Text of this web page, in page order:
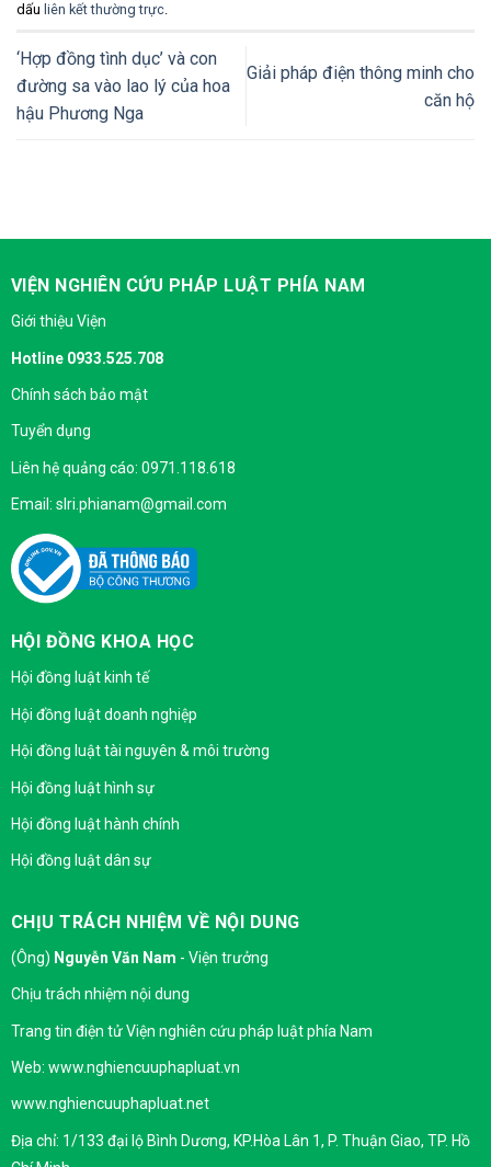
dấu liên kết thường trực.
‘Hợp đồng tình dục’ và con
đường sa vào lao lý của hoa
hậu Phương Nga
Giải pháp điện thông minh cho
căn hộ
VIỆN NGHIÊN CỨU PHÁP LUẬT PHÍA NAM
Giới thiệu Viện
Hotline 0933.525.708
Chính sách bảo mật
Tuyển dụng
Liên hệ quảng cáo: 0971.118.618
Email: slri.phianam@gmail.com
HỘI ĐỒNG KHOA HỌC
Hội đồng luật kinh tế
Hội đồng luật doanh nghiệp
Hội đồng luật tài nguyên & môi trường
Hội đồng luật hình sự
Hội đồng luật hành chính
Hội đồng luật dân sự
CHỊU TRÁCH NHIỆM VỀ NỘI DUNG
(Ông) Nguyễn Văn Nam - Viện trưởng
Chịu trách nhiệm nội dung
Trang tin điện tử Viện nghiên cứu pháp luật phía Nam
Web: www.nghiencuuphapluat.vn
www.nghiencuuphapluat.net
Địa chỉ: 1/133 đại lộ Bình Dương, KP.Hòa Lân 1, P. Thuận Giao, TP. Hồ